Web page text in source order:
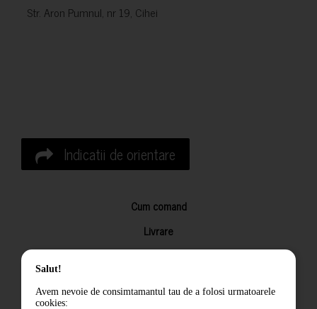
Str. Aron Pumnul, nr 19, Cihei
Indicatii de orientare
Cum comand
Livrare
Returnarea produselor
Salut!
Avem nevoie de consimtamantul tau de a folosi urmatoarele
cookies: